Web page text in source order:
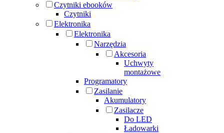
Czytniki ebooków
Czytniki
Elektronika
Elektronika
Narzędzia
Akcesoria
Uchwyty
montażowe
Programatory
Zasilanie
Akumulatory
Zasilacze
Do LED
Ładowarki